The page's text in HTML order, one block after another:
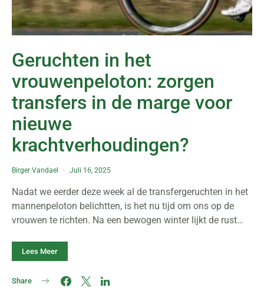
Geruchten in het
vrouwenpeloton: zorgen
transfers in de marge voor
nieuwe
krachtverhoudingen?
Birger Vandael Juli 16, 2025
Nadat we eerder deze week al de transfergeruchten in het
mannenpeloton belichtten, is het nu tijd om ons op de
vrouwen te richten. Na een bewogen winter lijkt de rust…
Lees Meer
Share